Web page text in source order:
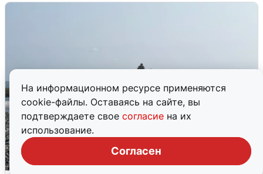
На информационном ресурсе применяются
cookie-файлы. Оставаясь на сайте, вы
подтверждаете свое согласие на их
использование.
Согласен